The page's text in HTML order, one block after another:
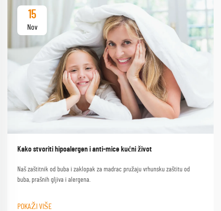
15
Nov
Kako stvoriti hipoalergen i anti-mice kućni život
Naš zaštitnik od buba i zaklopak za madrac pružaju vrhunsku zaštitu od
buba, prašnih gljiva i alergena.
POKAŽI VIŠE